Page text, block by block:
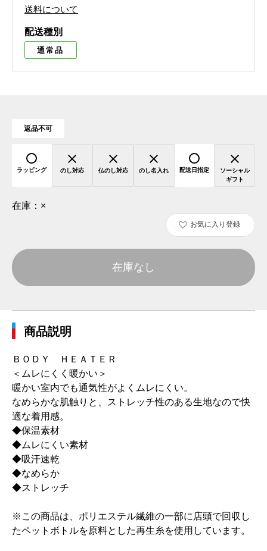
送料について
配送種別
通常品
返品不可
ラッピング のし対応 仏のし対応 のし名入れ 配送日指定
ソーシャル
ギフト
在庫： ×
お気に入り登録
在庫なし
商品説明
ＢＯＤＹ ＨＥＡＴＥＲ
＜ムレにくく暖かい＞
暖かい室内でも通気性がよくムレにくい。
なめらかな肌触りと、ストレッチ性のある生地なので快
適な着用感。
◆保温素材
◆ムレにくい素材
◆吸汗速乾
◆なめらか
◆ストレッチ
※この商品は、ポリエステル繊維の一部に店頭で回収し
たペットボトルを原料とした再生糸を使用しています。